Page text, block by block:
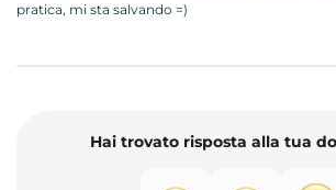
pratica, mi sta salvando =)
Hai trovato risposta alla tua